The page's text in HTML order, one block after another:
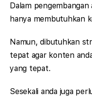
Dalam
hanya membutuhkan
Namun, dibutuhkan
tepat agar konten
yang tepat.
Sesekali anda juga